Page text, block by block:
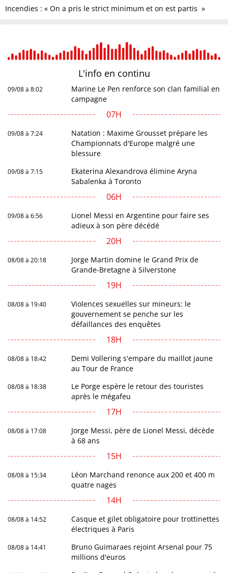
Incendies : « On a pris le strict minimum et on est partis »
L'info en continu
09/08 à 8:02
Marine Le Pen renforce son clan familial en
campagne
07H
09/08 à 7:24
Natation : Maxime Grousset prépare les
Championnats d'Europe malgré une
blessure
09/08 à 7:15
Ekaterina Alexandrova élimine Aryna
Sabalenka à Toronto
06H
09/08 à 6:56
Lionel Messi en Argentine pour faire ses
adieux à son père décédé
20H
08/08 à 20:18
Jorge Martin domine le Grand Prix de
Grande-Bretagne à Silverstone
19H
08/08 à 19:40
Violences sexuelles sur mineurs: le
gouvernement se penche sur les
défaillances des enquêtes
18H
08/08 à 18:42
Demi Vollering s'empare du maillot jaune
au Tour de France
08/08 à 18:38
Le Porge espère le retour des touristes
après le mégafeu
17H
08/08 à 17:08
Jorge Messi, père de Lionel Messi, décède
à 68 ans
15H
08/08 à 15:34
Léon Marchand renonce aux 200 et 400 m
quatre nages
14H
08/08 à 14:52
Casque et gilet obligatoire pour trottinettes
électriques à Paris
08/08 à 14:41
Bruno Guimaraes rejoint Arsenal pour 75
millions d'euros